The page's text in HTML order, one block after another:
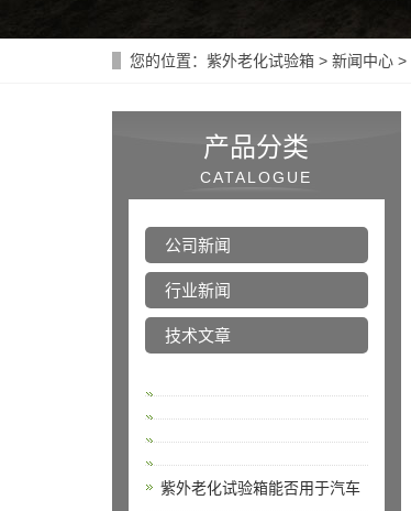
您的位置： 紫外老化试验箱 > 新闻中心 >
产品分类
CATALOGUE
公司新闻
行业新闻
技术文章
紫外老化试验箱能否用于汽车